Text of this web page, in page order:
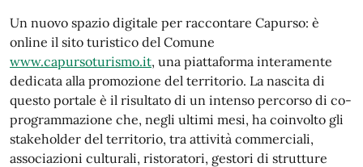
Un nuovo spazio digitale per raccontare Capurso: è
online il sito turistico del Comune
www.capursoturismo.it, una piattaforma interamente
dedicata alla promozione del territorio. La nascita di
questo portale è il risultato di un intenso percorso di co-
programmazione che, negli ultimi mesi, ha coinvolto gli
stakeholder del territorio, tra attività commerciali,
associazioni culturali, ristoratori, gestori di strutture